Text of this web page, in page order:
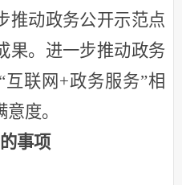
推动政务公开示范点
果。进一步推动政务
联网+政务服务”相
度。
事项